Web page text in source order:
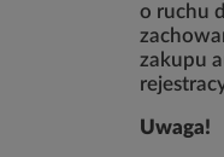
o ruchu
zakupu
Uwaga!